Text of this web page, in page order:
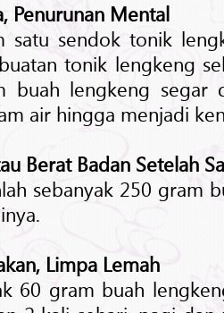
Penurunan Mental
satu sendok tonik
tonik lengkeng
buah lengkeng segar
air hingga menjadi
Berat Badan Setelah
sebanyak 250 gram
Limpa Lemah
60 gram buah